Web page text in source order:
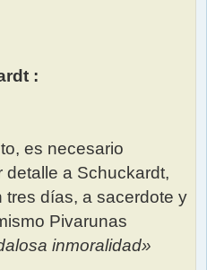
:
es necesario
detalle a Schuckardt,
tres días, a sacerdote y
Pivarunas
inmoralidad»